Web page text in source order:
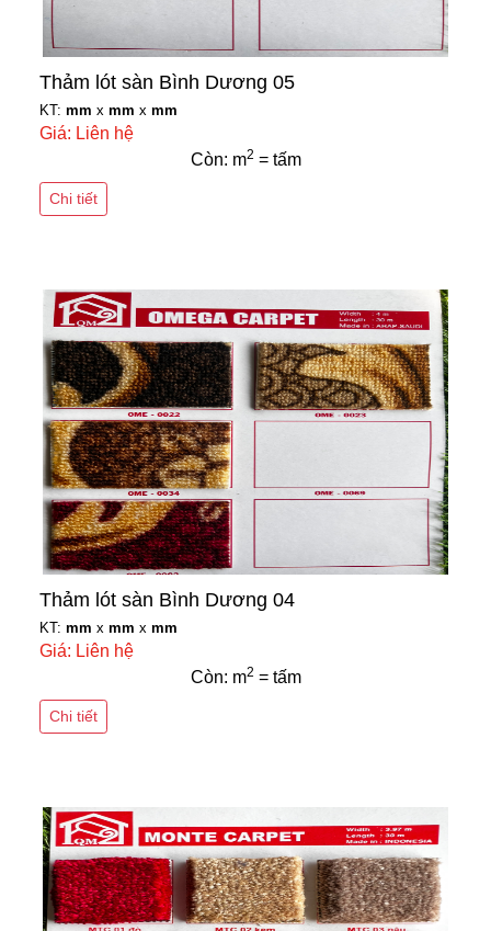
Thảm lót sàn Bình Dương 05
KT: mm x mm x mm
Giá: Liên hệ
Còn: m2 = tấm
Chi tiết
Thảm lót sàn Bình Dương 04
KT: mm x mm x mm
Giá: Liên hệ
Còn: m2 = tấm
Chi tiết